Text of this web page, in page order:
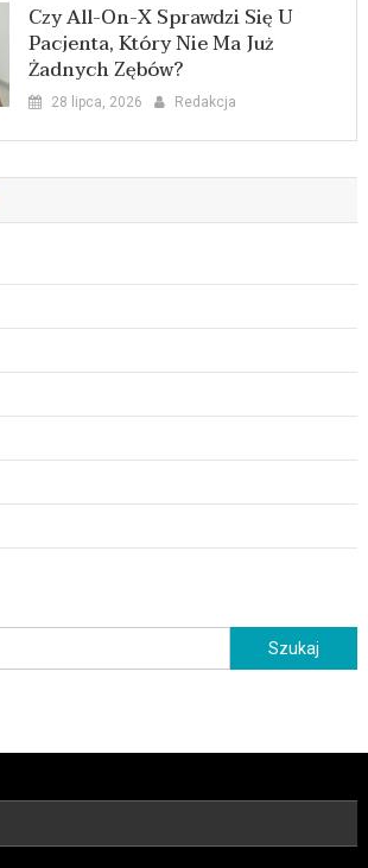
Czy All-On-X Sprawdzi Się U
Pacjenta, Który Nie Ma Już
Żadnych Zębów?
28 lipca, 2026 Redakcja
Szukaj: